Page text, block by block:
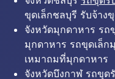
ขุดเล็กชลบุรี รับจ้าง
จังหวัดมุกดาหาร รถ
มุกดาหาร รถขุดเล็ก
เหมาถมที่มุกดาหาร
จังหวัดบึงกาฬ รถขุด